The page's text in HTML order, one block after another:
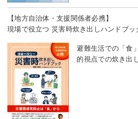
【地方自治体・支援関係者必携】
現場で役立つ 災害時炊き出しハンドブッ
避難生活での「食
的視点での炊き出